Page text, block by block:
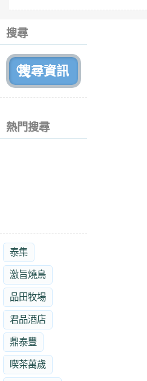
搜尋
熱門搜尋
泰集
激旨燒鳥
品田牧場
君品酒店
鼎泰豐
喫茶萬歲